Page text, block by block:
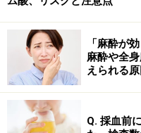
分なために、出血した
遺伝性の病気です。
が、そのうち第VIII因子
下があり、男児出生数
ます。最も有効な治療
「麻酔が
麻酔や全
えられる原
Q. 採血前